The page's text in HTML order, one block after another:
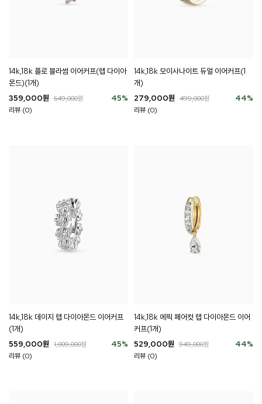
14k,18k 플로 블라썸 이어커프(랩 다이아
몬드)(1개)
45%
359,000원 649,000원
리뷰 (0)
14k,18k 모이사나이트 듀얼 이어커프(1
개)
44%
279,000원 499,000원
리뷰 (0)
14k,18k 데이지 랩 다이아몬드 이어커프
(1개)
45%
559,000원 1,009,000원
리뷰 (0)
14k,18k 에픽 페어컷 랩 다이아몬드 이어
커프(1개)
44%
529,000원 949,000원
리뷰 (0)